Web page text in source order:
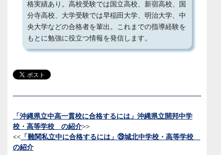
格実績あり。高校受験では国立高校、新宿高校、国
分寺高校、大学受験では早稲田大学、明治大学、中
央大学などの合格者を輩出。これまでの指導経験を
もとに勉強に役立つ情報を発信します。
「沖縄県立中高一貫校に合格するには」沖縄県立開邦中学
校・高等学校 の紹介>>
<<「難関私立中に合格するには」㉙城北中学校・高等学校
の紹介